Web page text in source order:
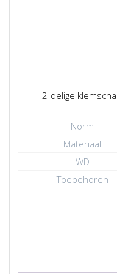
2-delige
Norm
Materiaal
WD
Toebehoren